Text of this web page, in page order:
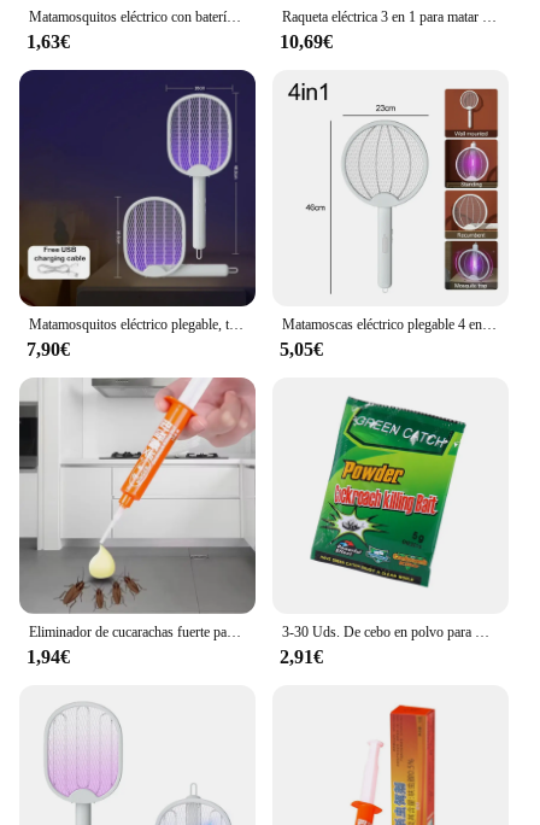
Matamosquitos eléctrico con batería, raqueta antimosquitos inalámbrica de mano, ajustable de tres capas, matamoscas de insectos voladores
1,63€
Raqueta eléctrica 3 en 1 para matar mosquitos, lámpara recargable por USB, matamoscas plegable, lámpara repelente de moscas
10,69€
Matamosquitos eléctrico plegable, trampa para moscas recargable por USB, matamoscas, raqueta, mata insectos con luz UV, Exterminador de insectos, 3500V
7,90€
Matamoscas eléctrico plegable 4 en 1, trampa para matamoscas de 3000V, raqueta para mosquitos recargable por USB, mata insectos
5,05€
1,94€ 2,91€